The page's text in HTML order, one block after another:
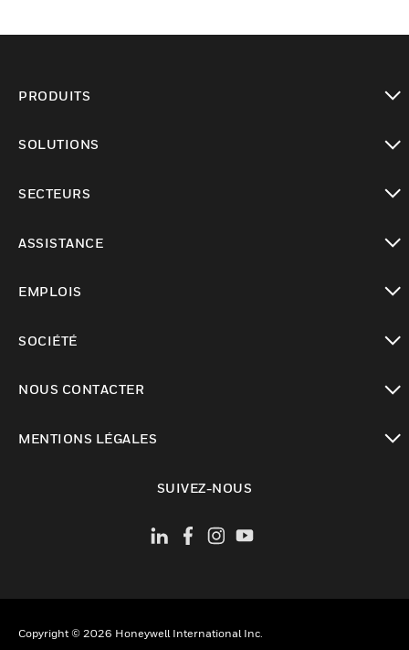
PRODUITS
SOLUTIONS
SECTEURS
ASSISTANCE
EMPLOIS
SOCIÉTÉ
NOUS CONTACTER
MENTIONS LÉGALES
SUIVEZ-NOUS
Copyright © 2026 Honeywell International Inc.